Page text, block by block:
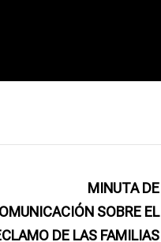
MINUTA DE
SOBRE EL
DE LAS FAMILIAS